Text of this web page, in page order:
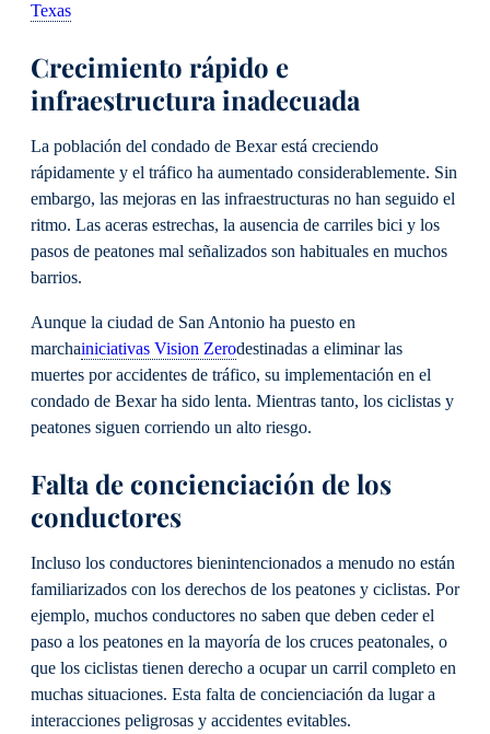
Texas
Crecimiento rápido e
infraestructura inadecuada
La población del condado de Bexar está creciendo
rápidamente y el tráfico ha aumentado considerablemente. Sin
embargo, las mejoras en las infraestructuras no han seguido el
ritmo. Las aceras estrechas, la ausencia de carriles bici y los
pasos de peatones mal señalizados son habituales en muchos
barrios.
Aunque la ciudad de San Antonio ha puesto en
marchainiciativas Vision Zerodestinadas a eliminar las
muertes por accidentes de tráfico, su implementación en el
condado de Bexar ha sido lenta. Mientras tanto, los ciclistas y
peatones siguen corriendo un alto riesgo.
Falta de concienciación de los
conductores
Incluso los conductores bienintencionados a menudo no están
familiarizados con los derechos de los peatones y ciclistas. Por
ejemplo, muchos conductores no saben que deben ceder el
paso a los peatones en la mayoría de los cruces peatonales, o
que los ciclistas tienen derecho a ocupar un carril completo en
muchas situaciones. Esta falta de concienciación da lugar a
interacciones peligrosas y accidentes evitables.